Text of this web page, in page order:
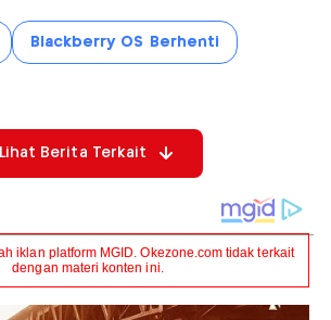
Blackberry OS Berhenti
Lihat Berita Terkait